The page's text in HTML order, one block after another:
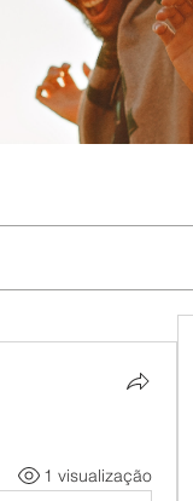
1 visualização